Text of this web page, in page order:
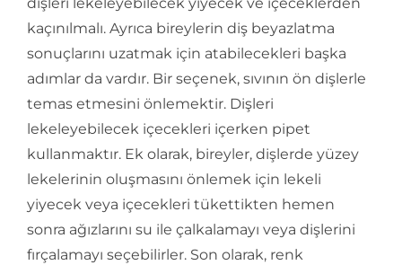
kaçınılmalı. Ayrıca bireylerin diş beyazlatma
sonuçlarını uzatmak için atabilecekleri başka
adımlar da vardır. Bir seçenek, sıvının ön dişlerle
temas etmesini önlemektir. Dişleri
lekeleyebilecek içecekleri içerken pipet
kullanmaktır. Ek olarak, bireyler, dişlerde yüzey
lekelerinin oluşmasını önlemek için lekeli
yiyecek veya içecekleri tükettikten hemen
sonra ağızlarını su ile çalkalamayı veya dişlerini
fırçalamayı seçebilirler. Son olarak, renk